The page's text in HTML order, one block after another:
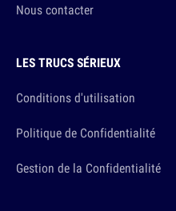
Nous contacter
LES TRUCS SÉRIEUX
Conditions d'utilisation
Politique de Confidentialité
Gestion de la Confidentialité